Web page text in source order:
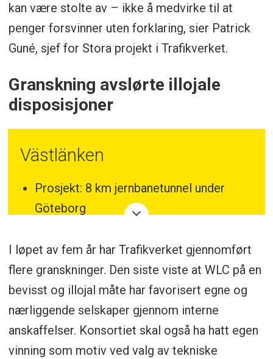
kan være stolte av – ikke å medvirke til at
penger forsvinner uten forklaring, sier Patrick
Guné, sjef for Stora projekt i Trafikverket.
Granskning avslørte illojale
disposisjoner
Västlänken
Prosjekt: 8 km jernbanetunnel under
Göteborg
Formål: Øke kapasiteten i
jernbanenettet, korte ned reisetid og
styrke pendlingen i Västsverige
Planlagt ferdigstillelse: 2030
I løpet av fem år har Trafikverket gjennomført
flere granskninger. Den siste viste at WLC på en
bevisst og illojal måte har favorisert egne og
nærliggende selskaper gjennom interne
anskaffelser. Konsortiet skal også ha hatt egen
vinning som motiv ved valg av tekniske